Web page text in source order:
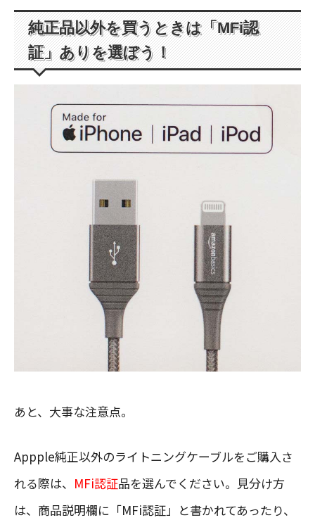
純正品以外を買うときは「MFi認
証」ありを選ぼう！
あと、大事な注意点。
Appple純正以外のライトニングケーブルをご購入さ
れる際は、 MFi認証品を選んでください。見分け方
は、商品説明欄に「MFi認証」と書かれてあったり、